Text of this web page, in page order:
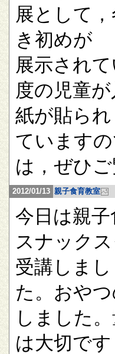
展として
き初めが
展示され
度の児童
紙が貼られ
ています
は，ぜひご
2012/01/13 親子食育教室
今日は親
スナック
受講しまし
た。おや
しました
は大切です